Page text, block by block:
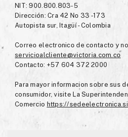
NIT: 900.800.803-5
Dirección: Cra 42 No 33 -173
Autopista sur, Itagüí - Colombia
Correo electronico de contacto y
servicioalcliente@victoria.com.co
Contacto: +57 604 372 2000
Para mayor informacion sobre sus
consumidor, visite La
Comercio https://